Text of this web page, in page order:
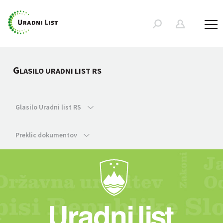
GLASILO URADNI LIST RS
Glasilo Uradni list RS
Preklic dokumentov